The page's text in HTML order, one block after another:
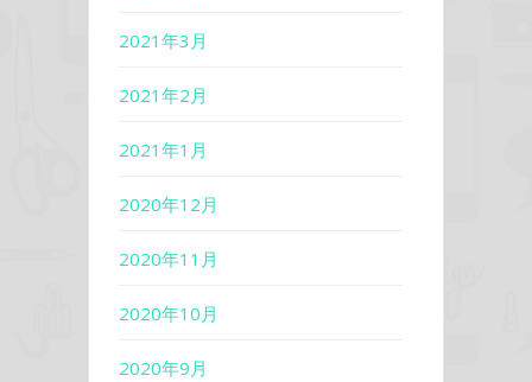
2021年3月
2021年2月
2021年1月
2020年12月
2020年11月
2020年10月
2020年9月